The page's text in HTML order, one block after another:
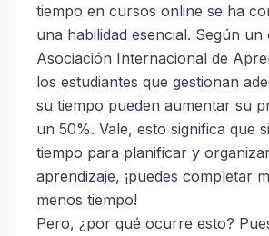
tiempo en cursos online se ha
una habilidad esencial. Según un
Asociación Internacional de
los estudiantes que gestionan
su tiempo pueden aumentar su
un 50%. Vale, esto significa que
tiempo para planificar y
aprendizaje, ¡puedes completar
menos tiempo!
Pero, ¿por qué ocurre esto?